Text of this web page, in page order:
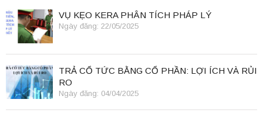
VỤ KẸO KERA PHÂN TÍCH PHÁP LÝ
Ngày đăng: 22/05/2025
TRẢ CỔ TỨC BẰNG CỔ PHẦN: LỢI ÍCH VÀ RỦI
RO
Ngày đăng: 04/04/2025